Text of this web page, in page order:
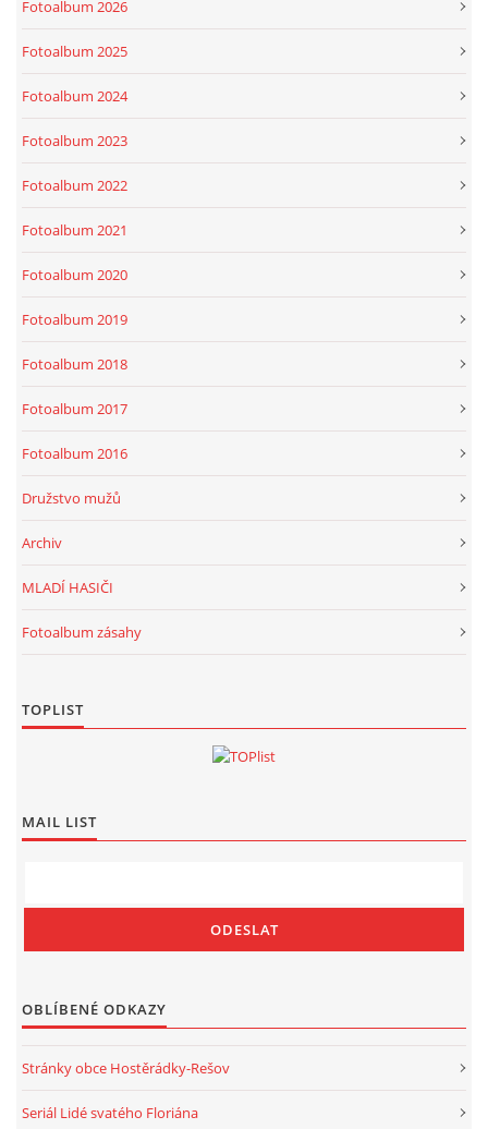
Fotoalbum 2026
Fotoalbum 2025
Fotoalbum 2024
Fotoalbum 2023
Fotoalbum 2022
Fotoalbum 2021
Fotoalbum 2020
Fotoalbum 2019
Fotoalbum 2018
Fotoalbum 2017
Fotoalbum 2016
Družstvo mužů
Archiv
MLADÍ HASIČI
Fotoalbum zásahy
TOPLIST
MAIL LIST
OBLÍBENÉ ODKAZY
Stránky obce Hostěrádky-Rešov
Seriál Lidé svatého Floriána